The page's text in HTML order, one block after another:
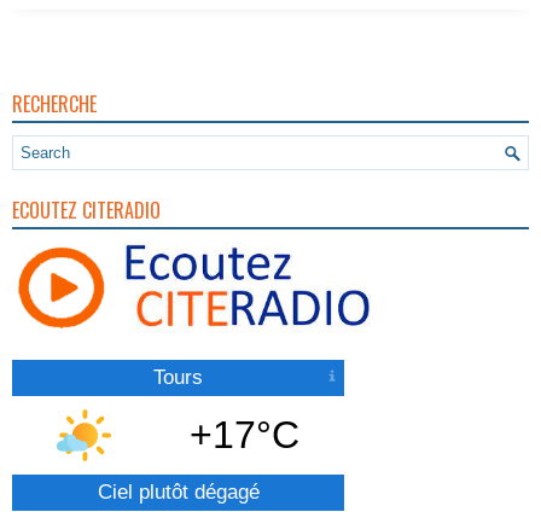
RECHERCHE
ECOUTEZ CITERADIO
Tours
+17°C
Ciel plutôt dégagé